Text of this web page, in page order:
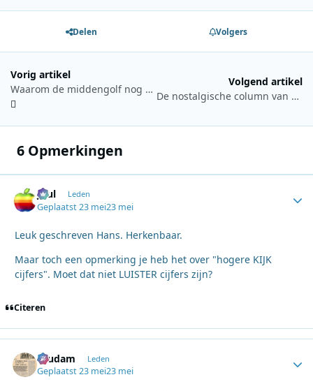
Delen Volgers
Vorig artikel
Waarom de middengolf nog niet verdwenen is
Volgend artikel
De nostalgische column van Hans Knot 6 juni 2026: Storingen of geen storingen, een reconstructie
6 Opmerkingen
Juul Leden
Geplaatst23 mei23 mei
Leuk geschreven Hans. Herkenbaar.
Maar toch een opmerking je heb het over "hogere KIJK
cijfers". Moet dat niet LUISTER cijfers zijn?
Citeren
ruudam Leden
Geplaatst23 mei23 mei